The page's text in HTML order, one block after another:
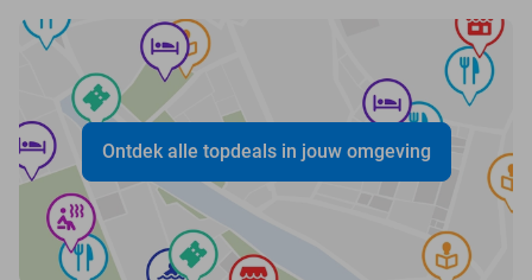
Ontdek alle topdeals in jouw omgeving